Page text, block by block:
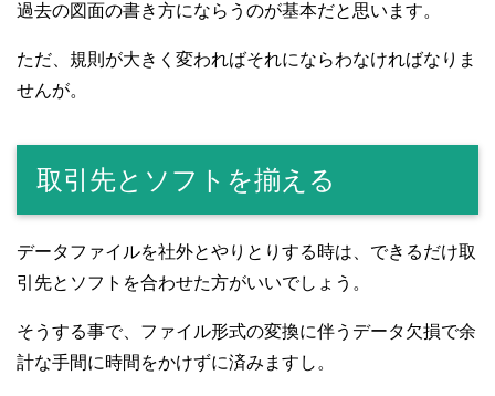
過去の図面の書き方にならうのが基本だと思います。
ただ、規則が大きく変わればそれにならわなければなりま
せんが。
取引先とソフトを揃える
データファイルを社外とやりとりする時は、できるだけ取
引先とソフトを合わせた方がいいでしょう。
そうする事で、ファイル形式の変換に伴うデータ欠損で余
計な手間に時間をかけずに済みますし。